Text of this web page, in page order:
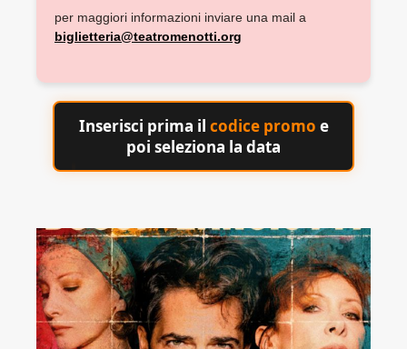
per maggiori informazioni inviare una mail a
biglietteria@teatromenotti.org
Inserisci prima il codice promo e
poi seleziona la data